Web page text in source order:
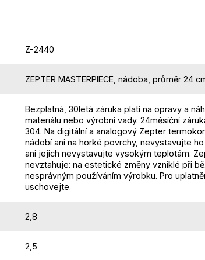
Z-2440
ZEPTER MASTERPIECE, nádoba, průměr 24
Bezplatná, 30letá záruka platí na opravy a
materiálu nebo výrobní vady. 24měsíční
304. Na digitální a analogový Zepter
nádobí ani na horké povrchy, nevystavujte
ani jejich nevystavujte vysokým teplotám.
nevztahuje: na estetické změny vzniklé při
nesprávným používáním výrobku. Pro
uschovejte.
2,8
2,5